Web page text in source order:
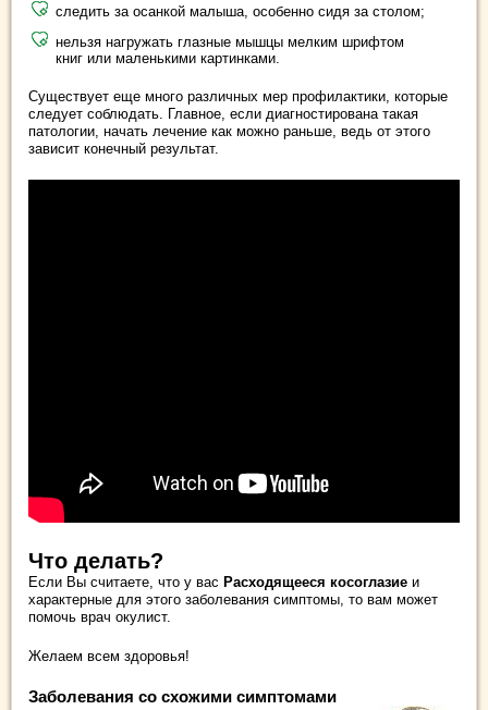
следить за осанкой малыша, особенно сидя за столом;
нельзя нагружать глазные мышцы мелким шрифтом
книг или маленькими картинками.
Существует еще много различных мер профилактики, которые
следует соблюдать. Главное, если диагностирована такая
патологии, начать лечение как можно раньше, ведь от этого
зависит конечный результат.
Что делать?
Если Вы считаете, что у вас Расходящееся косоглазие и
характерные для этого заболевания симптомы, то вам может
помочь врач окулист.
Желаем всем здоровья!
Заболевания со схожими симптомами